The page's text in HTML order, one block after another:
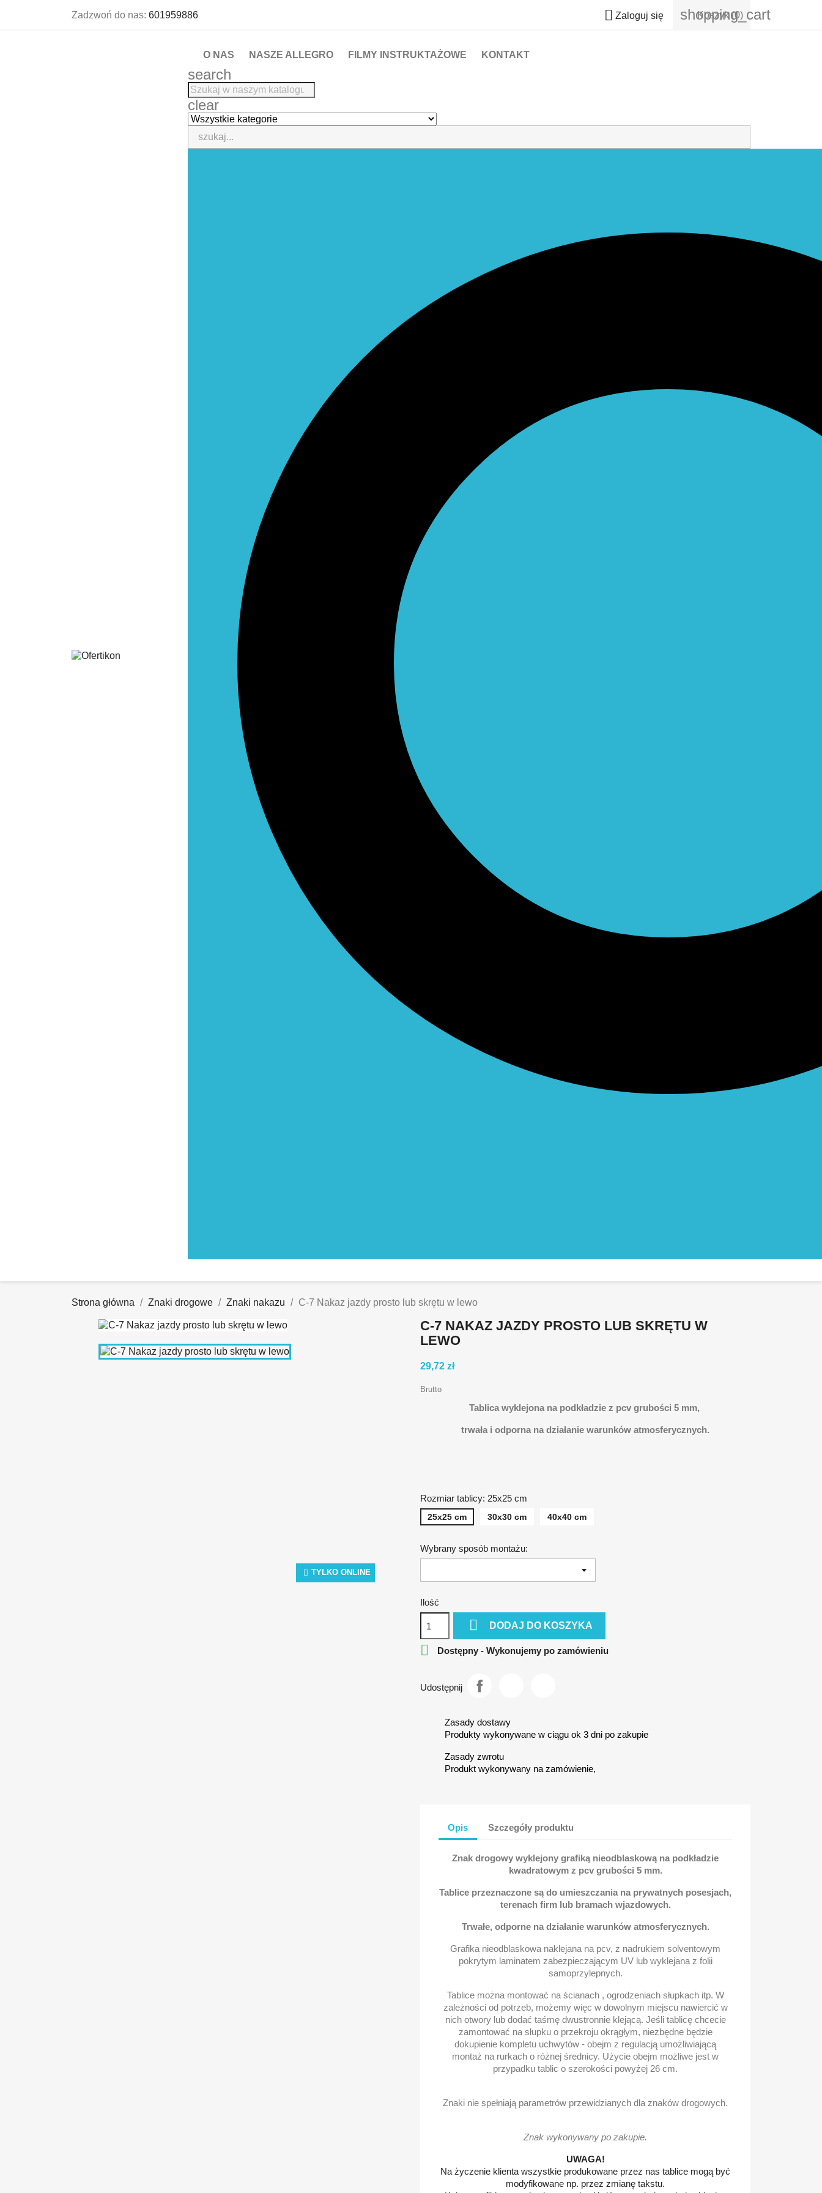
Zadzwoń do nas: 601959886  Zaloguj się shopping_cart
Koszyk (0)
O NAS NASZE ALLEGRO FILMY INSTRUKTAŻOWE KONTAKT
search
clear
Strona główna Znaki drogowe Znaki nakazu C-7 Nakaz jazdy prosto lub skrętu w lewo
TYLKO ONLINE
C-7 NAKAZ JAZDY PROSTO LUB SKRĘTU W
LEWO
29,72 zł
Brutto
Tablica wyklejona na podkładzie z pcv grubości 5 mm,
trwała i odporna na działanie warunków atmosferycznych.
Rozmiar tablicy: 25x25 cm
25x25 cm 30x30 cm 40x40 cm
Wybrany sposób montażu:
Ilość
 DODAJ DO KOSZYKA
 Dostępny - Wykonujemy po zamówieniu
Udostępnij
Zasady dostawy
Produkty wykonywane w ciągu ok 3 dni po zakupie
Zasady zwrotu
Produkt wykonywany na zamówienie,
Opis Szczegóły produktu
Znak drogowy wyklejony grafiką nieodblaskową na podkładzie
kwadratowym z pcv grubości 5 mm.
Tablice przeznaczone są do umieszczania na prywatnych posesjach,
terenach firm lub bramach wjazdowych.
Trwałe, odporne na działanie warunków atmosferycznych.
Grafika nieodblaskowa naklejana na pcv, z nadrukiem solventowym
pokrytym laminatem zabezpieczającym UV lub wyklejana z folii
samoprzylepnych.
Tablice można montować na ścianach , ogrodzeniach słupkach itp. W
zależności od potrzeb, możemy więc w dowolnym miejscu nawiercić w
nich otwory lub dodać taśmę dwustronnie klejącą. Jeśli tablicę chcecie
zamontować na słupku o przekroju okrągłym, niezbędne będzie
dokupienie kompletu uchwytów - obejm z regulacją umożliwiającą
montaż na rurkach o różnej średnicy. Użycie obejm możliwe jest w
przypadku tablic o szerokości powyżej 26 cm.
Znaki nie spełniają parametrów przewidzianych dla znaków drogowych.
Znak wykonywany po zakupie.
UWAGA!
Na życzenie klienta wszystkie produkowane przez nas tablice mogą być
modyfikowane np. przez zmianę takstu.